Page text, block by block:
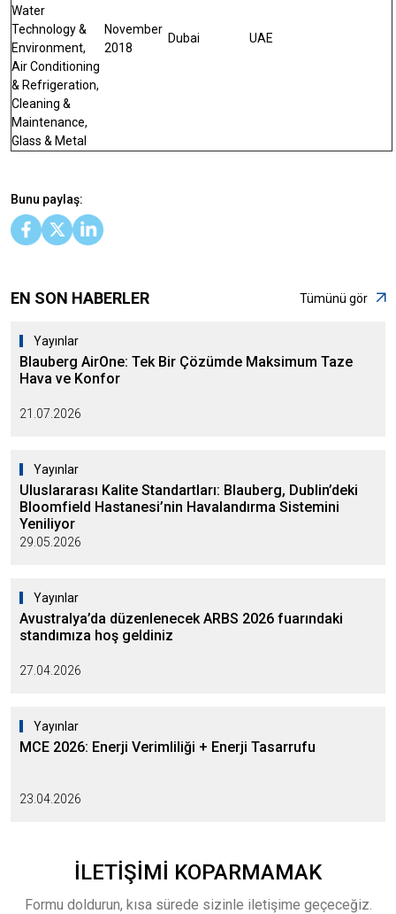
Water
Technology &
Environment,
Air Conditioning
& Refrigeration,
Cleaning &
Maintenance,
Glass & Metal
November
2018
Dubai UAE
Bunu paylaş:
EN SON HABERLER Tümünü gör
Yayınlar
Blauberg AirOne: Tek Bir Çözümde Maksimum Taze
Hava ve Konfor
21.07.2026
Yayınlar
Uluslararası Kalite Standartları: Blauberg, Dublin’deki
Bloomfield Hastanesi’nin Havalandırma Sistemini
Yeniliyor
29.05.2026
Yayınlar
Avustralya’da düzenlenecek ARBS 2026 fuarındaki
standımıza hoş geldiniz
27.04.2026
Yayınlar
MCE 2026: Enerji Verimliliği + Enerji Tasarrufu
23.04.2026
İLETIŞIMI KOPARMAMAK
Formu doldurun, kısa sürede sizinle iletişime geçeceğiz.